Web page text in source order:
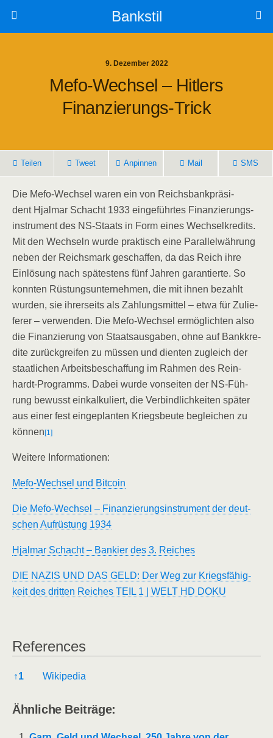
Bankstil
9. Dezember 2022
Mefo-Wech­sel – Hit­lers
Finanzierungs-Trick
Tei­len Tweet Anpin­nen Mail SMS
Die Mefo-Wech­sel waren ein von Reichs­bank­prä­si­
dent Hjal­mar Schacht 1933 ein­ge­führ­tes Finan­zie­rungs­
in­stru­ment des NS-Staats in Form eines Wech­sel­kre­dits.
Mit den Wech­seln wur­de prak­tisch eine Par­al­lel­wäh­rung
neben der Reichs­mark geschaf­fen, da das Reich ihre
Ein­lö­sung nach spä­tes­tens fünf Jah­ren garan­tier­te. So
konn­ten Rüs­tungs­un­ter­neh­men, die mit ihnen bezahlt
wur­den, sie ihrer­seits als Zah­lungs­mit­tel – etwa für Zulie­
fe­rer – ver­wen­den. Die Mefo-Wech­sel ermög­lich­ten also
die Finan­zie­rung von Staats­aus­ga­ben, ohne auf Bank­kre­
di­te zurück­grei­fen zu müs­sen und dien­ten zugleich der
staat­li­chen Arbeits­be­schaf­fung im Rah­men des Rein­
hardt-Pro­gramms. Dabei wur­de von­sei­ten der NS-Füh­
rung bewusst ein­kal­ku­liert, die Ver­bind­lich­kei­ten spä­ter
aus einer fest ein­ge­plan­ten Kriegs­beu­te beglei­chen zu
kön­nen [1]
Wei­te­re Informationen:
Mefo-Wech­sel und Bitcoin
Die Mefo-Wech­sel – Finan­zie­rungs­in­stru­ment der deut­
schen Auf­rüs­tung 1934
Hjal­mar Schacht – Ban­kier des 3. Reiches
DIE NAZIS UND DAS GELD: Der Weg zur Kriegs­fä­hig­
keit des drit­ten Rei­ches TEIL 1 | WELT HD DOKU
Refe­ren­ces
Refe­ren­ces
↑1 Wiki­pe­dia
Ähn­li­che Beiträge: